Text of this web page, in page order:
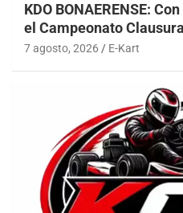
KDO BONAERENSE:
el Campeonato Clausura
7 agosto, 2026 E-Kart